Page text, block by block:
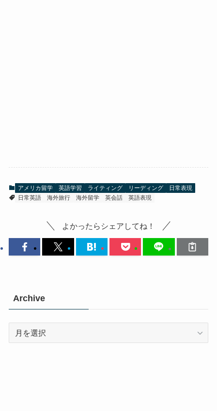
アメリカ留学 英語学習 ライティング リーディング
日常表現
日常英語
海外旅行 海外留学 英会話 英語表現
よかったらシェアしてね！
Archive
Archive